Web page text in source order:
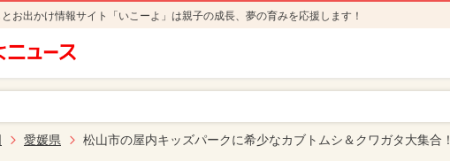
お出かけ情報サイト「いこーよ」は親子の成長、夢の育みを応援します！
愛媛県 松山市の屋内キッズパークに希少なカブトムシ＆クワガタ大集合！